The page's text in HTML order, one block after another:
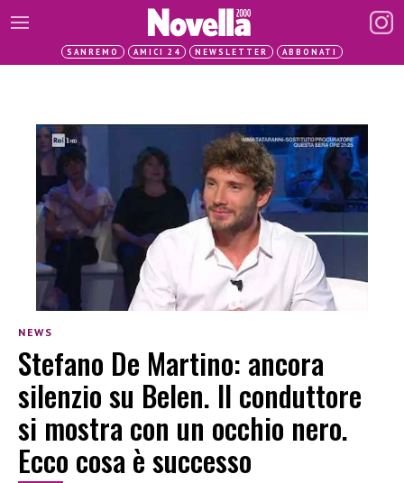
SANREMO AMICI 24 NEWSLETTER ABBONATI
NEWS
Stefano De Martino: ancora
silenzio su Belen. Il conduttore
si mostra con un occhio nero.
Ecco cosa è successo